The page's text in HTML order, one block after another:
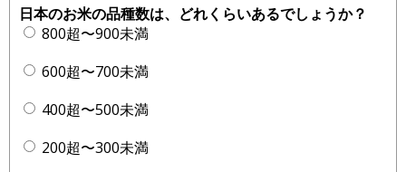
日本のお米の品種数は、どれくらいあるでしょうか？
800超〜900未満
600超〜700未満
400超〜500未満
200超〜300未満